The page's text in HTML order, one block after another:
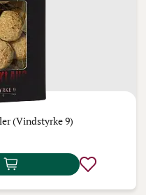
(Vindstyrke 9)